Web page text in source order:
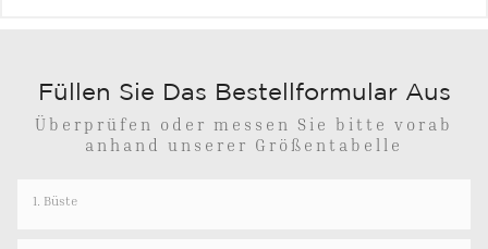
Füllen Sie Das Bestellformular Aus
Überprüfen oder messen Sie bitte vorab
anhand unserer Größentabelle
1. Büste